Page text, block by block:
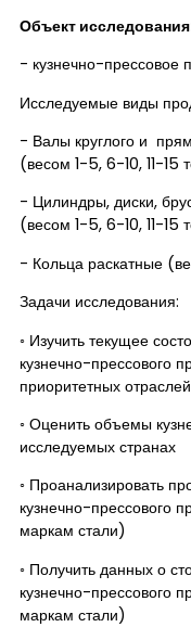
Объект
- кузнечно-прессовое
Исследуемые виды
- Валы круглого и
(весом 1-5, 6-10, 11-15
- Цилиндры, диски,
(весом 1-5, 6-10, 11-15
- Кольца раскатные
Задачи исследования:
◦ Изучить текущее
кузнечно-прессового
приоритетных
◦ Оценить объемы
исследуемых странах
◦ Проанализировать
кузнечно-прессового
маркам стали)
◦ Получить данных о
кузнечно-прессового
маркам стали)